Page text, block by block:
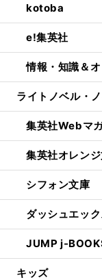
kotoba
e!集英社
情報・知識＆
ライトノベル・
集英社Webマ
集英社オレン
シフォン文庫
ダッシュエッ
JUMP j-
キッズ